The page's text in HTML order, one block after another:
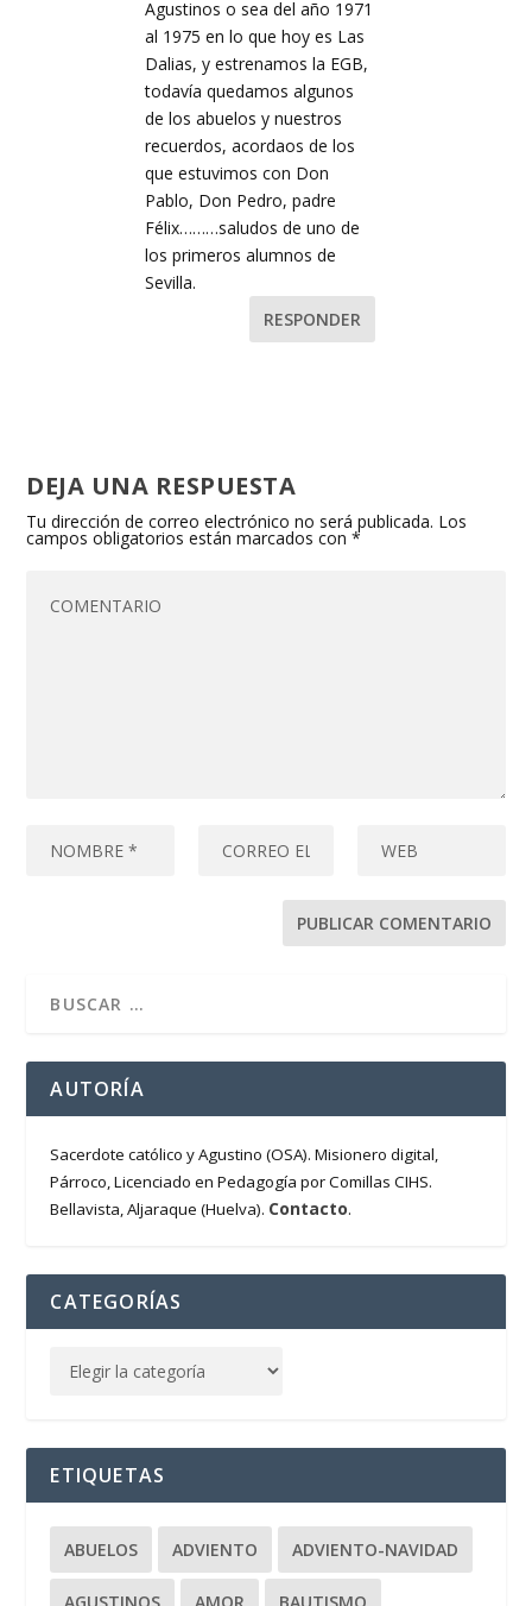
Agustinos o sea del año 1971
al 1975 en lo que hoy es Las
Dalias, y estrenamos la EGB,
todavía quedamos algunos
de los abuelos y nuestros
recuerdos, acordaos de los
que estuvimos con Don
Pablo, Don Pedro, padre
Félix………saludos de uno de
los primeros alumnos de
Sevilla.
RESPONDER
DEJA UNA RESPUESTA
Tu dirección de correo electrónico no será publicada. Los
campos obligatorios están marcados con*
AUTORÍA
Sacerdote católico y Agustino (OSA). Misionero digital,
Párroco, Licenciado en Pedagogía por Comillas CIHS.
Bellavista, Aljaraque (Huelva). Contacto.
CATEGORÍAS
ETIQUETAS
ABUELOS ADVIENTO ADVIENTO-NAVIDAD